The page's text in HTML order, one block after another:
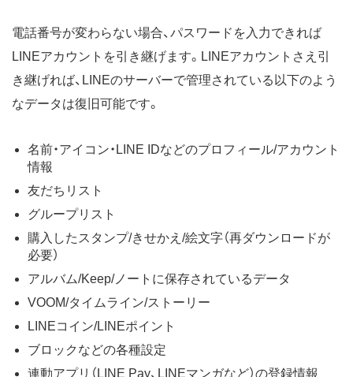
電話番号が変わらない場合、パスワードを入力できれば
LINEアカウントを引き継げます。LINEアカウントさえ引
き継げれば、LINEのサーバーで管理されている以下のよう
なデータは復旧可能です。
名前・アイコン・LINE IDなどのプロフィール/アカウント
情報
友だちリスト
グループリスト
購入したスタンプ/きせかえ/絵文字（再ダウンロードが
必要）
アルバム/Keep/ノートに保存されているデータ
VOOM/タイムライン/ストーリー
LINEコイン/LINEポイント
ブロックなどの各種設定
連動アプリ（LINE Pay、LINEマンガなど）の登録情報